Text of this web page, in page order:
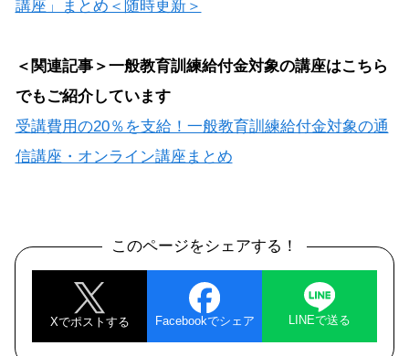
講座」まとめ＜随時更新＞
＜関連記事＞一般教育訓練給付金対象の講座はこちら
でもご紹介しています
受講費用の20％を支給！一般教育訓練給付金対象の通
信講座・オンライン講座まとめ
このページをシェアする！
Xでポストする Facebookでシェア LINEで送る